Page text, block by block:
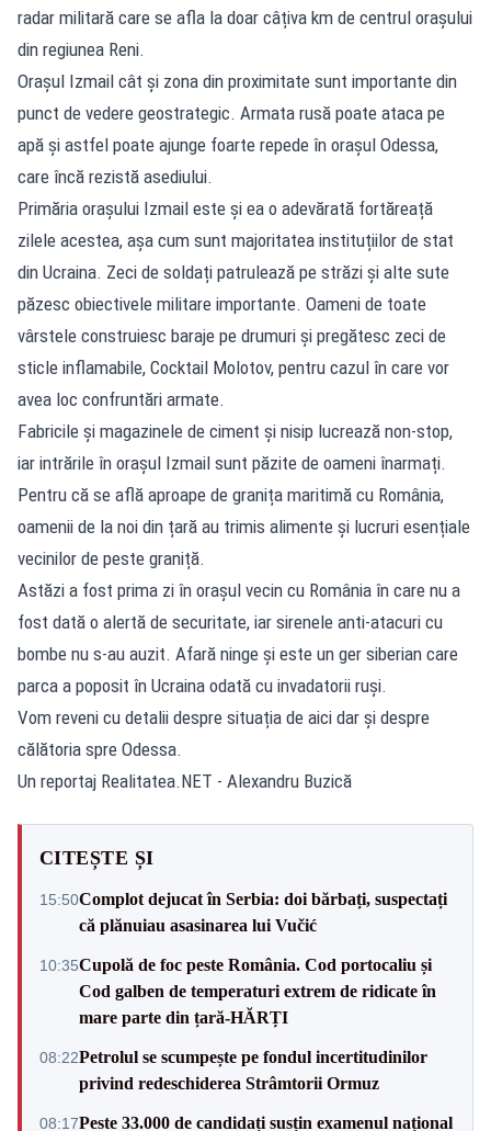
radar militară care se afla la doar câțiva km de centrul orașului
din regiunea Reni.
Orașul Izmail cât și zona din proximitate sunt importante din
punct de vedere geostrategic. Armata rusă poate ataca pe
apă și astfel poate ajunge foarte repede în orașul Odessa,
care încă rezistă asediului.
Primăria orașului Izmail este și ea o adevărată fortăreață
zilele acestea, așa cum sunt majoritatea instituțiilor de stat
din Ucraina. Zeci de soldați patrulează pe străzi și alte sute
păzesc obiectivele militare importante. Oameni de toate
vârstele construiesc baraje pe drumuri și pregătesc zeci de
sticle inflamabile, Cocktail Molotov, pentru cazul în care vor
avea loc confruntări armate.
Fabricile și magazinele de ciment și nisip lucrează non-stop,
iar intrările în orașul Izmail sunt păzite de oameni înarmați.
Pentru că se află aproape de granița maritimă cu România,
oamenii de la noi din țară au trimis alimente și lucruri esențiale
vecinilor de peste graniță.
Astăzi a fost prima zi în orașul vecin cu România în care nu a
fost dată o alertă de securitate, iar sirenele anti-atacuri cu
bombe nu s-au auzit. Afară ninge și este un ger siberian care
parca a poposit în Ucraina odată cu invadatorii ruși.
Vom reveni cu detalii despre situația de aici dar și despre
călătoria spre Odessa.
Un reportaj Realitatea.NET - Alexandru Buzică
CITEȘTE ȘI
15:50Complot dejucat în Serbia: doi bărbați, suspectați
că plănuiau asasinarea lui Vučić
10:35Cupolă de foc peste România. Cod portocaliu și
Cod galben de temperaturi extrem de ridicate în
mare parte din țară-HĂRȚI
08:22Petrolul se scumpește pe fondul incertitudinilor
privind redeschiderea Strâmtorii Ormuz
08:17Peste 33.000 de candidați susțin examenul național